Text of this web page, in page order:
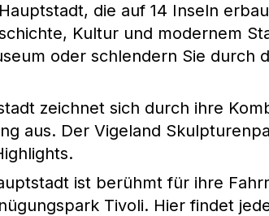
die auf 14 Inseln
Kultur und modernem
oder schlendern Sie durch
zeichnet sich durch ihre
aus. Der Vigeland
ist berühmt für ihre
Tivoli. Hier findet